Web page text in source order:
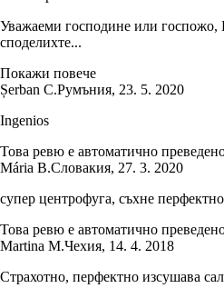
Уважаеми господине или госпожо,
споделихте...
Покажи повече
Șerban C.Румъния, 23. 5. 2020
Ingenios
Това ревю е автоматично
Mária B.Словакия, 27. 3. 2020
супер центрофуга, съхне перфектно
Това ревю е автоматично
Martina M.Чехия, 14. 4. 2018
Страхотно, перфектно изсушава